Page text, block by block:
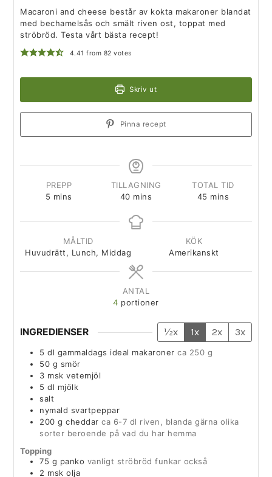
Macaroni and cheese består av kokta makaroner blandat
med bechamelsås och smält riven ost, toppat med
ströbröd. Testa vårt bästa recept!
4.41 from 82 votes
Skriv ut
Pinna recept
PREPP
5 mins
TILLAGNING
40 mins
TOTAL TID
45 mins
MÅLTID
Huvudrätt, Lunch, Middag
KÖK
Amerikanskt
ANTAL
4 portioner
INGREDIENSER ½x 1x 2x 3x
5 dl gammaldags ideal makaroner ca 250 g
50 g smör
3 msk vetemjöl
5 dl mjölk
salt
nymald svartpeppar
200 g cheddar ca 6-7 dl riven, blanda gärna olika
sorter beroende på vad du har hemma
Topping
75 g panko vanligt ströbröd funkar också
2 msk olja